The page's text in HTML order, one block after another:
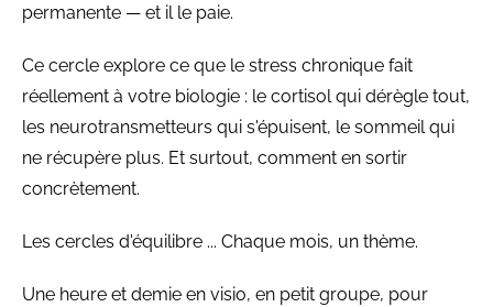
permanente — et il le paie.
Ce cercle explore ce que le stress chronique fait
réellement à votre biologie : le cortisol qui dérègle tout,
les neurotransmetteurs qui s'épuisent, le sommeil qui
ne récupère plus. Et surtout, comment en sortir
concrètement.
Les cercles d'équilibre ... Chaque mois, un thème.
Une heure et demie en visio, en petit groupe, pour